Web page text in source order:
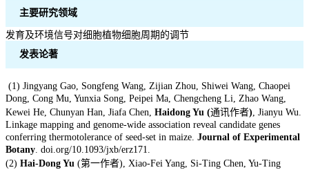
主要研究领域
发育及环境信号对细胞植物细胞周期的调节
发表论著
(1) Jingyang Gao, Songfeng Wang, Zijian Zhou, Shiwei Wang, Chaopei
Dong, Cong Mu, Yunxia Song, Peipei Ma, Chengcheng Li, Zhao Wang,
Kewei He, Chunyan Han, Jiafa Chen, Haidong Yu (通讯作者), Jianyu Wu.
Linkage mapping and genome-wide association reveal candidate genes
conferring thermotolerance of seed-set in maize. Journal of Experimental
Botany. doi.org/10.1093/jxb/erz171.
(2) Hai-Dong Yu (第一作者), Xiao-Fei Yang, Si-Ting Chen, Yu-Ting